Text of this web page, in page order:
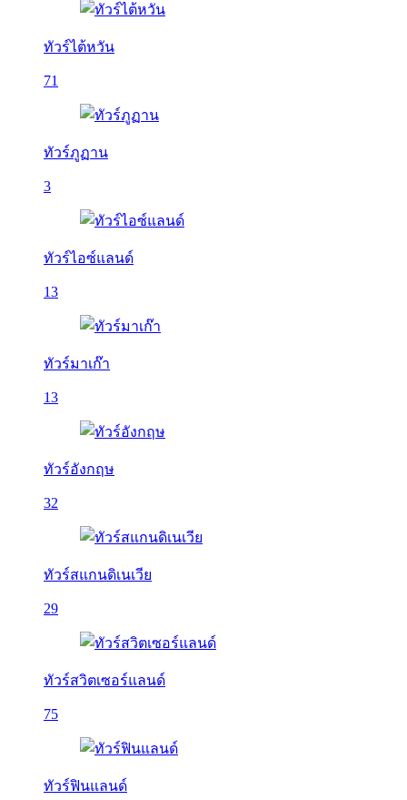
ทัวร์ไต้หวัน
71
ทัวร์ภูฏาน
3
ทัวร์ไอซ์แลนด์
13
ทัวร์มาเก๊า
13
ทัวร์อังกฤษ
32
ทัวร์สแกนดิเนเวีย
29
ทัวร์สวิตเซอร์แลนด์
75
ทัวร์ฟินแลนด์